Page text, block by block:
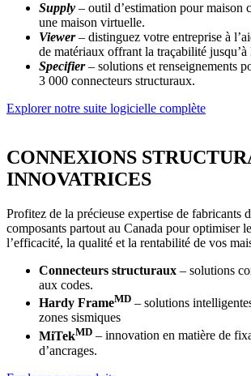
Supply – outil d’estimation pour maison
une maison virtuelle.
Viewer– distinguez votre entreprise à
de matériaux offrant la traçabilité jusqu’à
Specifier– solutions et renseignements
3 000 connecteurs structuraux.
Explorer notre suite logicielle complète
CONNEXIONS
INNOVATRICES
Profitez de la précieuse expertise de fabricants
composants partout au Canada pour optimiser
l’efficacité, la qualité et la rentabilité de vos
Connecteurs structuraux – solutions
aux codes.
Hardy FrameMD – solutions
zones sismiques
MiTekMD – innovation en matière de
d’ancrages.